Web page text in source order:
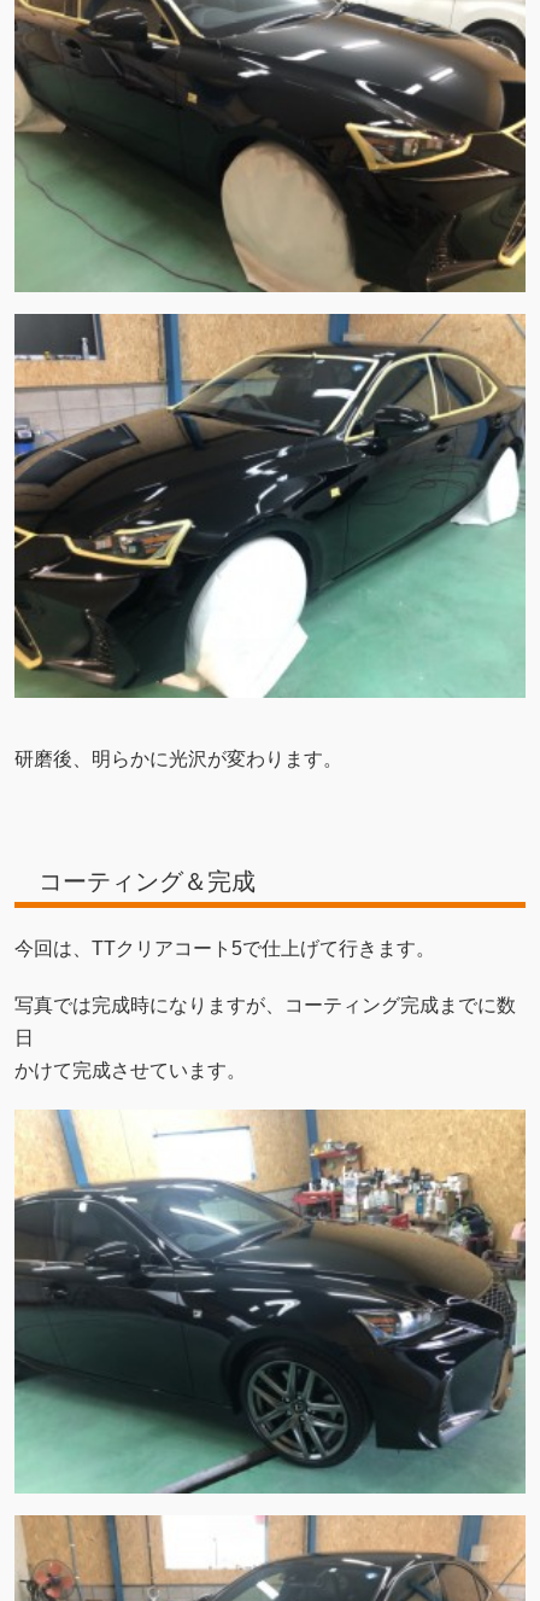
研磨後、明らかに光沢が変わります。
コーティング＆完成
今回は、TTクリアコート5で仕上げて行きます。
写真では完成時になりますが、コーティング完成までに数
日
かけて完成させています。